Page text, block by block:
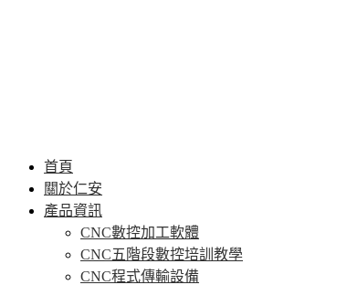
首頁
關於仁安
產品資訊
CNC數控加工軟體
CNC五階段數控培訓教學
CNC程式傳輸設備